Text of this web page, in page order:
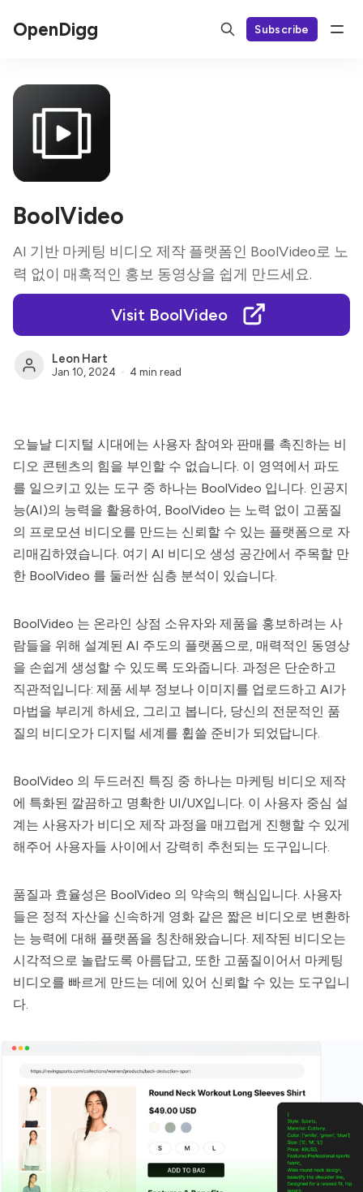
OpenDigg Subscribe
BoolVideo
AI 기반 마케팅 비디오 제작 플랫폼인 BoolVideo로 노
력 없이 매혹적인 홍보 동영상을 쉽게 만드세요.
Visit BoolVideo
Leon Hart
Jan 10, 2024 4 min read
오늘날 디지털 시대에는 사용자 참여와 판매를 촉진하는 비
디오 콘텐츠의 힘을 부인할 수 없습니다. 이 영역에서 파도
를 일으키고 있는 도구 중 하나는 BoolVideo 입니다. 인공지
능(AI)의 능력을 활용하여, BoolVideo 는 노력 없이 고품질
의 프로모션 비디오를 만드는 신뢰할 수 있는 플랫폼으로 자
리매김하였습니다. 여기 AI 비디오 생성 공간에서 주목할 만
한 BoolVideo 를 둘러싼 심층 분석이 있습니다.
BoolVideo 는 온라인 상점 소유자와 제품을 홍보하려는 사
람들을 위해 설계된 AI 주도의 플랫폼으로, 매력적인 동영상
을 손쉽게 생성할 수 있도록 도와줍니다. 과정은 단순하고
직관적입니다: 제품 세부 정보나 이미지를 업로드하고 AI가
마법을 부리게 하세요, 그리고 봅니다, 당신의 전문적인 품
질의 비디오가 디지털 세계를 휩쓸 준비가 되었답니다.
BoolVideo 의 두드러진 특징 중 하나는 마케팅 비디오 제작
에 특화된 깔끔하고 명확한 UI/UX입니다. 이 사용자 중심 설
계는 사용자가 비디오 제작 과정을 매끄럽게 진행할 수 있게
해주어 사용자들 사이에서 강력히 추천되는 도구입니다.
품질과 효율성은 BoolVideo 의 약속의 핵심입니다. 사용자
들은 정적 자산을 신속하게 영화 같은 짧은 비디오로 변환하
는 능력에 대해 플랫폼을 칭찬해왔습니다. 제작된 비디오는
시각적으로 놀랍도록 아름답고, 또한 고품질이어서 마케팅
비디오를 빠르게 만드는 데에 있어 신뢰할 수 있는 도구입니
다.